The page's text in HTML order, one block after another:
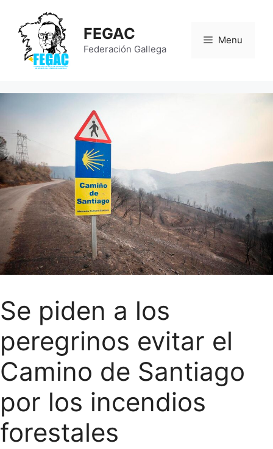
contenido
FEGAC
Federación Gallega
Menu
Se piden a los
peregrinos evitar el
Camino de Santiago
por los incendios
forestales